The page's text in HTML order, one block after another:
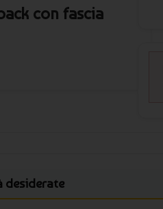
con fascia
fino a 4 colori
e tecnologia
desiderate